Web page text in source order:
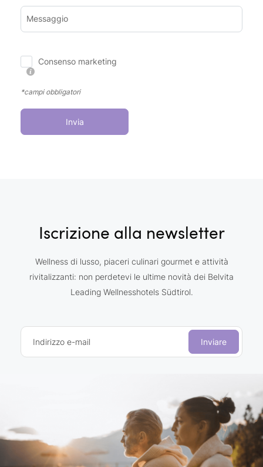
Messaggio
Consenso marketing
*campi obbligatori
Invia
Iscrizione alla newsletter
Wellness di lusso, piaceri culinari gourmet e attività
rivitalizzanti: non perdetevi le ultime novità dei Belvita
Leading Wellnesshotels Südtirol.
Indirizzo e-mail Inviare